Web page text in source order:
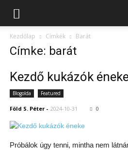
Kezdőlap Címkék Barát
Címke: barát
Kezdő kukázók
Blogolda Featured
Föld S. Péter - 2024-10-31 0
Próbálok úgy tenni, mintha nem